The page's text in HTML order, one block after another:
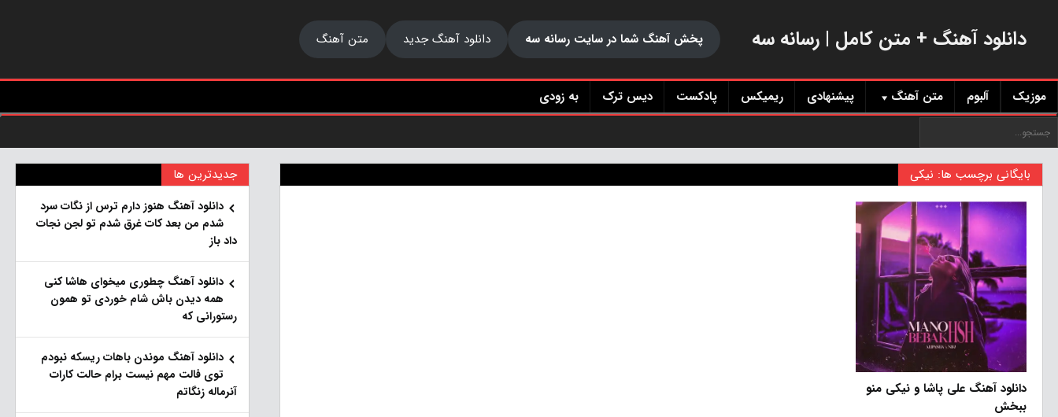
دانلود آهنگ + متن کامل | رسانه سه پخش آهنگ شما در سایت رسانه سه دانلود آهنگ جدید متن آهنگ
موزیک آلبوم متن آهنگ پیشنهادی ریمیکس پادکست دیس ترک به زودی
بایگانی برچسب ها: نیکی
دانلود آهنگ علی پاشا و نیکی منو
ببخش
جدیدترین ها
دانلود آهنگ هنو‌ز دارم ترس از نگات سرد
شدم من بعد کات غرق شدم تو لجن نجات
داد باز
دانلود آهنگ چطوری میخوای هاشا کنی
همه دیدن باش شام خوردی تو همون
رستورانی که
دانلود آهنگ موندن باهات ریسکه نبودم
توی فالت مهم نیست برام حالت کارات
آنرماله زنگاتم